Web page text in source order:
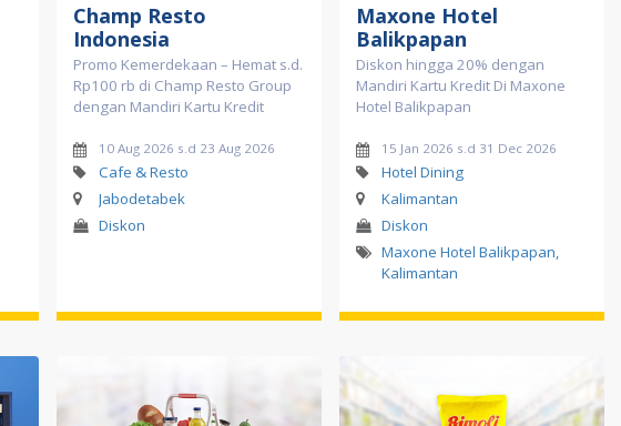
Champ Resto
Indonesia
Promo Kemerdekaan – Hemat s.d.
Rp100 rb di Champ Resto Group
dengan Mandiri Kartu Kredit
10 Aug 2026 s.d 23 Aug 2026
Cafe & Resto
Jabodetabek
Diskon
Maxone Hotel
Balikpapan
Diskon hingga 20% dengan
Mandiri Kartu Kredit Di Maxone
Hotel Balikpapan
15 Jan 2026 s.d 31 Dec 2026
Hotel Dining
Kalimantan
Diskon
Maxone Hotel Balikpapan,
Kalimantan